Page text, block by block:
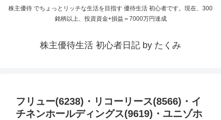
株主優待 でちょっとリッチな生活を目指す 優待生活 初心者です。現在、300
銘柄以上、投資資金+損益＝7000万円達成
株主優待生活 初心者日記 by たくみ
フリュー(6238)・リコーリース(8566)・イ
チネンホールディングス(9619)・ユニゾホ